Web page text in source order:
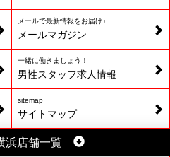
メールで最新情報をお届け♪
メールマガジン
一緒に働きましょう！
男性スタッフ求人情報
sitemap
サイトマップ
浜店舗一覧